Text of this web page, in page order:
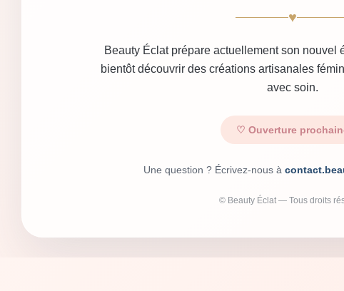
♥
Beauty Éclat prépare actuellement son nouvel
bientôt découvrir des créations artisanales
avec soin.
♡ Ouverture
Une question ? Écrivez-nous à
© Beauty Éclat — Tous droits